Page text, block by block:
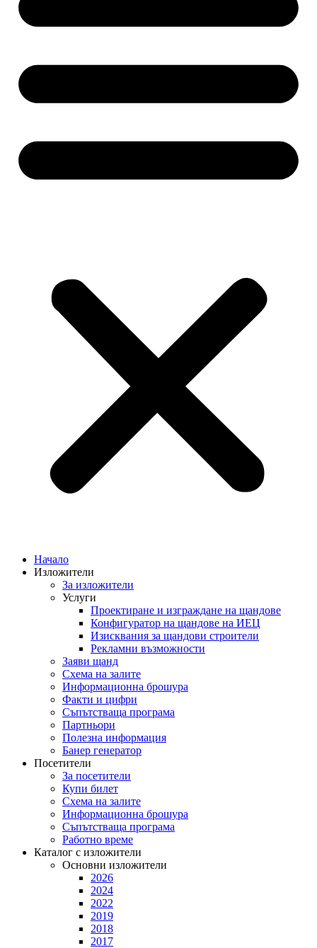
Начало
Изложители
За изложители
Услуги
Проектиране и изграждане на щандове
Конфигуратор на щандове на ИЕЦ
Изисквания за щандови строители
Рекламни възможности
Заяви щанд
Схема на залите
Информационна брошура
Факти и цифри
Съпътстваща програма
Партньори
Полезна информация
Банер генератор
Посетители
За посетители
Купи билет
Схема на залите
Информационна брошура
Съпътстваща програма
Работно време
Каталог с изложители
Основни изложители
2026
2024
2022
2019
2018
2017